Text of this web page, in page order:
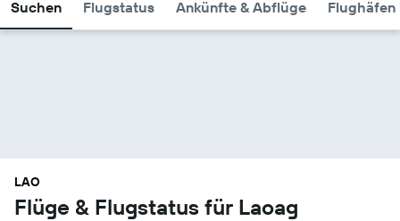
Suchen Flugstatus Ankünfte & Abflüge Flughäfen
LAO
Flüge & Flugstatus für Laoag